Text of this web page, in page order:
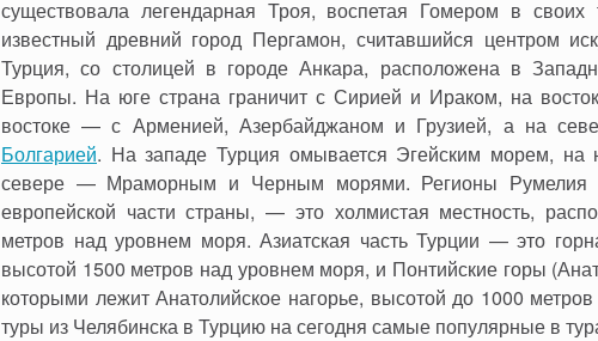
существовала легендарная Троя, воспетая Гомером в
известный древний город Пергамон, считавшийся центром
Турция, со столицей в городе Анкара, расположена в
Европы. На юге страна граничит с Сирией и Ираком, на
востоке — с Арменией, Азербайджаном и Грузией, а на
Болгарией. На западе Турция омывается Эгейским морем,
севере — Мраморным и Черным морями. Регионы Румелия
европейской части страны, — это холмистая местность,
метров над уровнем моря. Азиатская часть Турции — это
высотой 1500 метров над уровнем моря, и Понтийские горы
которыми лежит Анатолийское нагорье, высотой до 1000
туры из Челябинска в Турцию на сегодня самые популярные в